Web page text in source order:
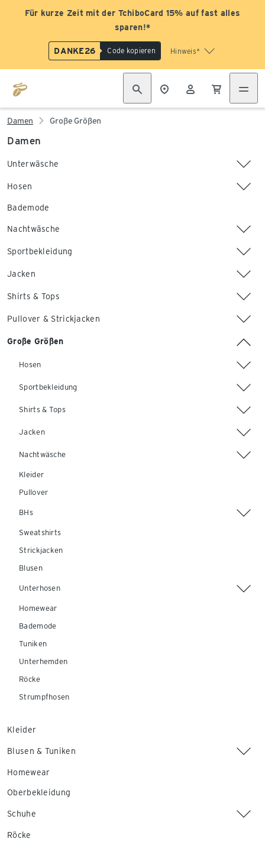
Für kurze Zeit mit der TchiboCard 15% auf fast alles
sparen!*
DANKE26 Code kopieren Hinweis*
Damen Große Größen
Damen
Unterwäsche
Hosen
Bademode
Nachtwäsche
Sportbekleidung
Jacken
Shirts & Tops
Pullover & Strickjacken
Große Größen
Hosen
Sportbekleidung
Shirts & Tops
Jacken
Nachtwäsche
Kleider
Pullover
BHs
Sweatshirts
Strickjacken
Blusen
Unterhosen
Homewear
Bademode
Tuniken
Unterhemden
Röcke
Strumpfhosen
Kleider
Blusen & Tuniken
Homewear
Oberbekleidung
Schuhe
Röcke